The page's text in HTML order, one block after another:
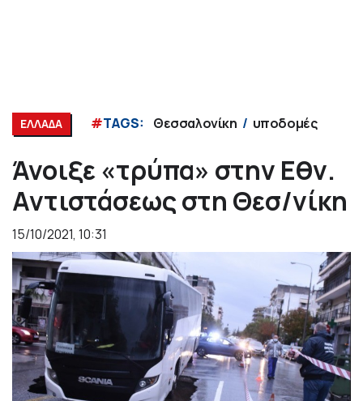
ΕΛΛΑΔΑ #TAGS: Θεσσαλονίκη υποδομές
Άνοιξε «τρύπα» στην Εθν.
Αντιστάσεως στη Θεσ/νίκη
15/10/2021, 10:31